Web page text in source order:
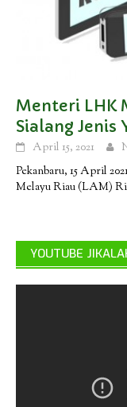
Menteri LHK
Sialang Jenis
April 15, 2021
Pekanbaru, 15 April
Melayu Riau (LAM)
YOUTUBE